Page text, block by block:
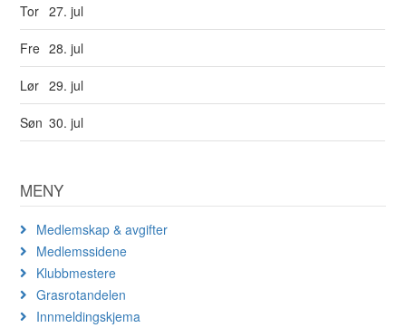
Tor 27. jul
Fre 28. jul
Lør 29. jul
Søn 30. jul
MENY
Medlemskap & avgifter
Medlemssidene
Klubbmestere
Grasrotandelen
Innmeldingskjema